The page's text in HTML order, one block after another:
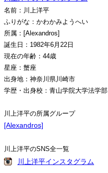
名前：川上洋平
ふりがな：かわかみようへい
所属：[Alexandros]
誕生日：1982年6月22日
現在の年齢：44歳
星座：蟹座
出身地：神奈川県川崎市
学歴・出身校：青山学院大学法学部
川上洋平の所属グループ
[Alexandros]
川上洋平のSNS全一覧
川上洋平インスタグラム